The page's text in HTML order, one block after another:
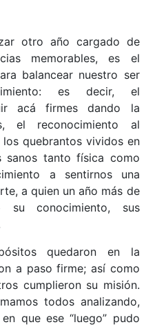
otro año cargado de
memorables, es el
balancear nuestro ser
es decir, el
acá firmes dando la
el reconocimiento al
quebrantos vividos en
sanos tanto física como
a sentirnos una
a quien un año más de
su conocimiento, sus
quedaron en la
a paso firme; así como
cumplieron su misión.
todos analizando,
que ese “luego” pudo